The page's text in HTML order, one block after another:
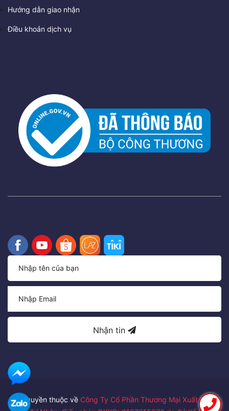
Hướng dẫn giao nhận
Điều khoản dịch vụ
Nhận tin
Bản quyền thuộc về Công Ty Cổ Phần Thương Mại Xuất Nhập